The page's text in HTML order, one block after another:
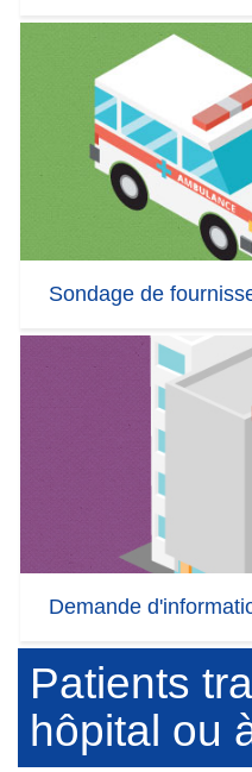
Sondage de
Demande
Patients
hôpital ou